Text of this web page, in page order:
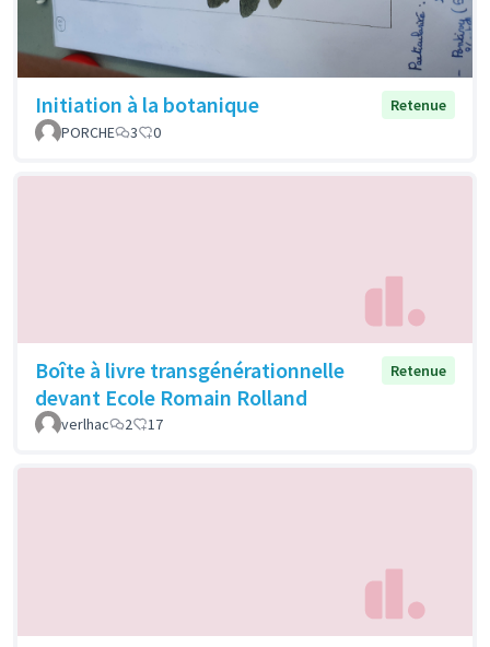
Initiation à la botanique
Retenue
PORCHE
3 0
Boîte à livre transgénérationnelle
devant Ecole Romain Rolland
Retenue
verlhac 2 17